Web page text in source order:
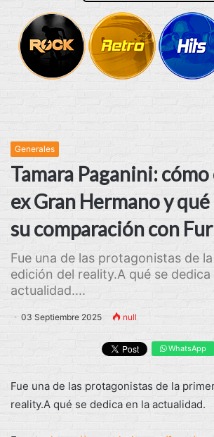
Generales
Tamara Paganini:
ex Gran Hermano y
su comparación con
Fue una de las protagonistas de
edición del reality.A qué se dedica
actualidad....
03 Septiembre 2025 null
WhatsApp
Fue una de las protagonistas de la
reality.A qué se dedica en la actualidad.